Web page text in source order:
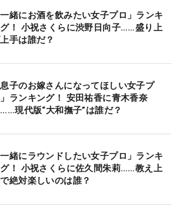
一緒にお酒を飲みたい女子プロ」ランキ
！ 小祝さくらに渋野日向子……盛り上
手は誰だ？
息子のお嫁さんになってほしい女子プ
ランキング！ 安田祐香に青木香奈
現代版“大和撫子”は誰だ？
一緒にラウンドしたい女子プロ」ランキ
！ 小祝さくらに佐久間朱莉……教え上
絶対楽しいのは誰？